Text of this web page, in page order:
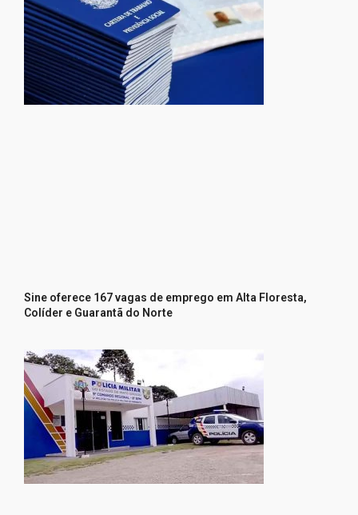
Sine oferece 167 vagas de emprego em Alta Floresta,
Colíder e Guarantã do Norte